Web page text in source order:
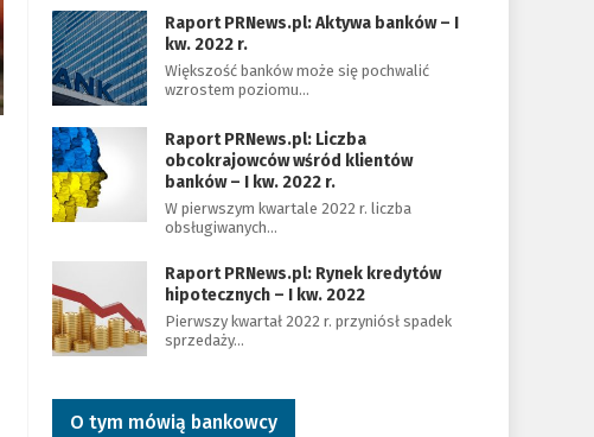
Raport PRNews.pl: Aktywa banków – I
kw. 2022 r.
Większość banków może się pochwalić
wzrostem poziomu…
Raport PRNews.pl: Liczba
obcokrajowców wśród klientów
banków – I kw. 2022 r.
W pierwszym kwartale 2022 r. liczba
obsługiwanych…
Raport PRNews.pl: Rynek kredytów
hipotecznych – I kw. 2022
Pierwszy kwartał 2022 r. przyniósł spadek
sprzedaży…
O tym mówią bankowcy